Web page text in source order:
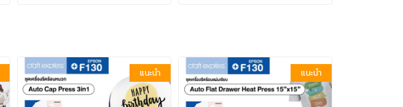
แนะนำ แนะนำ